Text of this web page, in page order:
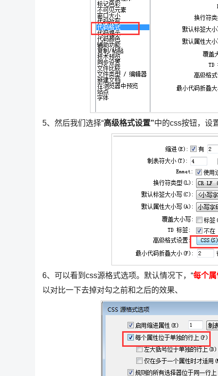
5、然后我们选择“高级格式设置”中的css按钮，设
6、可以看到css源格式选项。默认情况下，“每个
以对比一下去掉对勾之前和之后的效果、